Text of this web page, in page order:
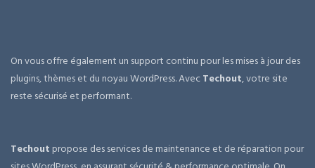
On vous offre également un support continu pour les mises à jour des
plugins, thèmes et du noyau WordPress. AvecTechout, votre site
reste sécurisé et performant.
Techout propose des services de maintenance et de réparation pour